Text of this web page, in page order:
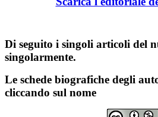
Di seguito i singoli articoli del
singolarmente.
Le schede biografiche degli
cliccando sul nome